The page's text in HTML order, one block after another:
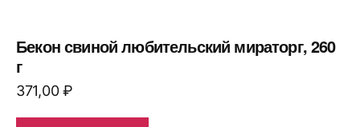
Бекон свиной любительский мираторг, 260
г
371,00₽